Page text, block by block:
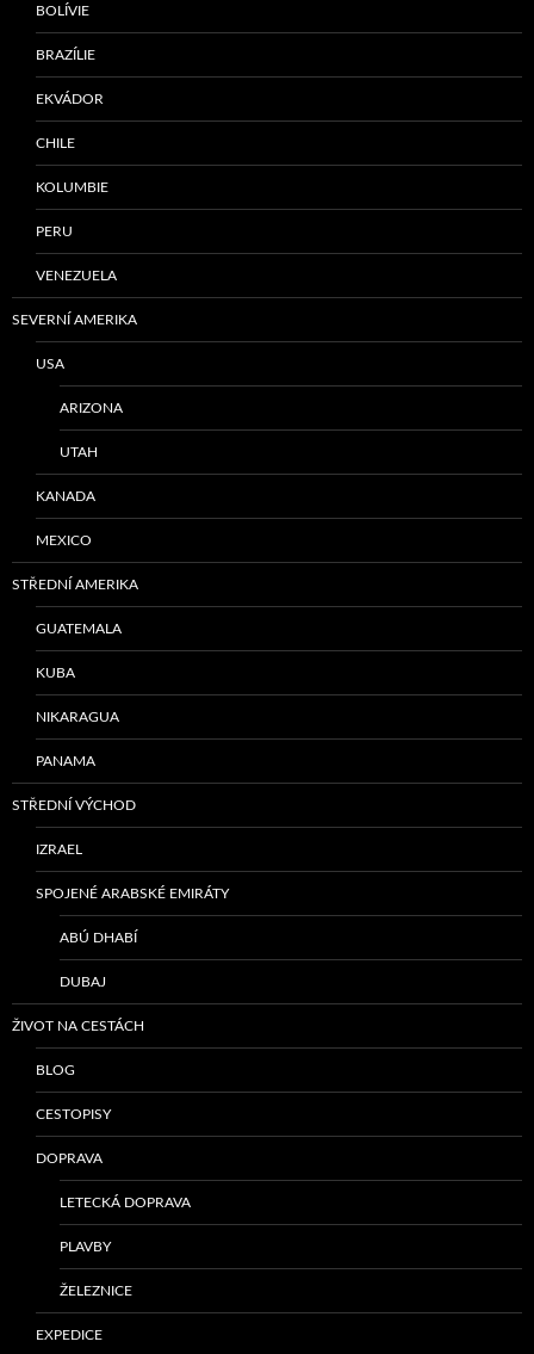
BOLÍVIE
BRAZÍLIE
EKVÁDOR
CHILE
KOLUMBIE
PERU
VENEZUELA
SEVERNÍ AMERIKA
USA
ARIZONA
UTAH
KANADA
MEXICO
STŘEDNÍ AMERIKA
GUATEMALA
KUBA
NIKARAGUA
PANAMA
STŘEDNÍ VÝCHOD
IZRAEL
SPOJENÉ ARABSKÉ EMIRÁTY
ABÚ DHABÍ
DUBAJ
ŽIVOT NA CESTÁCH
BLOG
CESTOPISY
DOPRAVA
LETECKÁ DOPRAVA
PLAVBY
ŽELEZNICE
EXPEDICE